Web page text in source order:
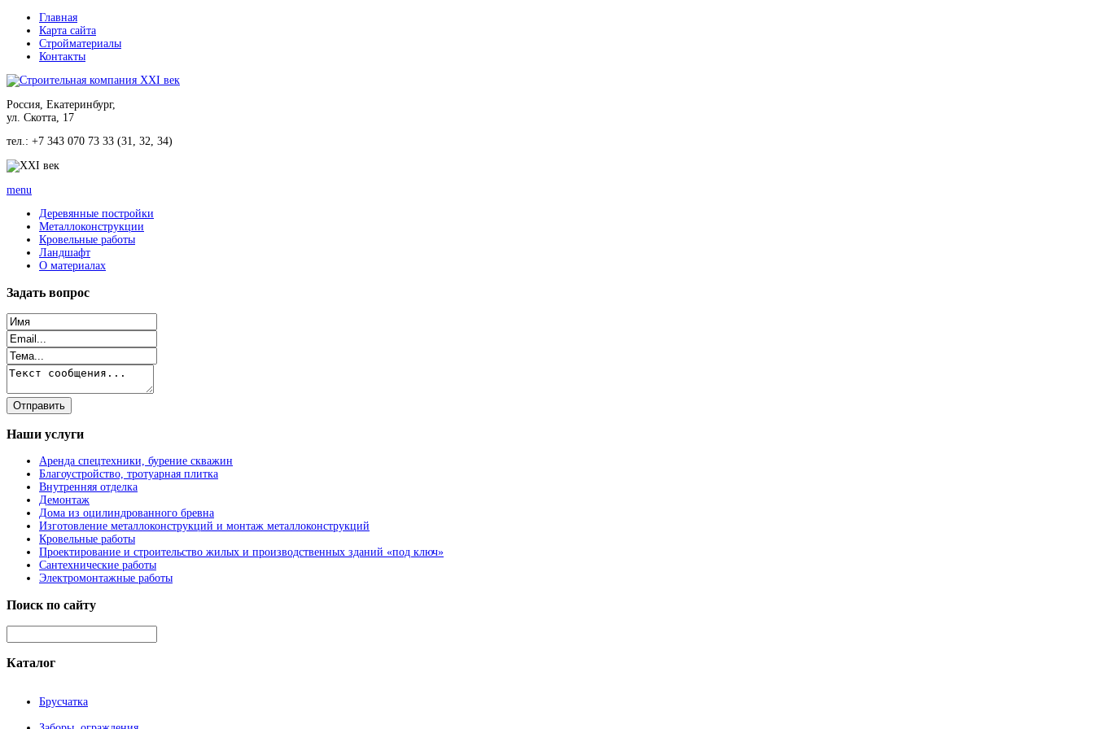
Главная
Карта сайта
Стройматериалы
Контакты
Россия, Екатеринбург,
ул. Скотта, 17
тел.: +7 343 070 73 33 (31, 32, 34)
menu
Деревянные постройки
Металлоконструкции
Кровельные работы
Ландшафт
О материалах
Задать вопрос
Наши услуги
Аренда спецтехники, бурение скважин
Благоустройство, тротуарная плитка
Внутренняя отделка
Демонтаж
Дома из оцилиндрованного бревна
Изготовление металлоконструкций и монтаж металлоконструкций
Кровельные работы
Проектирование и строительство жилых и производственных зданий «под ключ»
Сантехнические работы
Электромонтажные работы
Поиск по сайту
Каталог
Брусчатка